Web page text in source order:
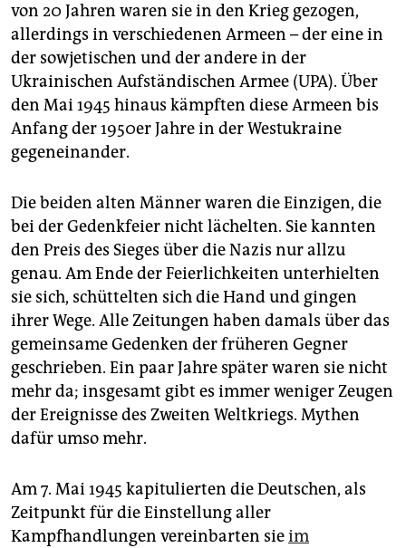
von 20 Jahren waren sie in den Krieg gezogen,
allerdings in verschiedenen Armeen – der eine in
der sowjetischen und der andere in der
Ukrainischen Aufständischen Armee (UPA). Über
den Mai 1945 hinaus kämpften diese Armeen bis
Anfang der 1950er Jahre in der Westukraine
gegeneinander.
Die beiden alten Männer waren die Einzigen, die
bei der Gedenkfeier nicht lächelten. Sie kannten
den Preis des Sieges über die Nazis nur allzu
genau. Am Ende der Feierlichkeiten unterhielten
sie sich, schüttelten sich die Hand und gingen
ihrer Wege. Alle Zeitungen haben damals über das
gemeinsame Gedenken der früheren Gegner
geschrieben. Ein paar Jahre später waren sie nicht
mehr da; insgesamt gibt es immer weniger Zeugen
der Ereignisse des Zweiten Weltkriegs. Mythen
dafür umso mehr.
Am 7. Mai 1945 kapitulierten die Deutschen, als
Zeitpunkt für die Einstellung aller
Kampfhandlungen vereinbarten sieim